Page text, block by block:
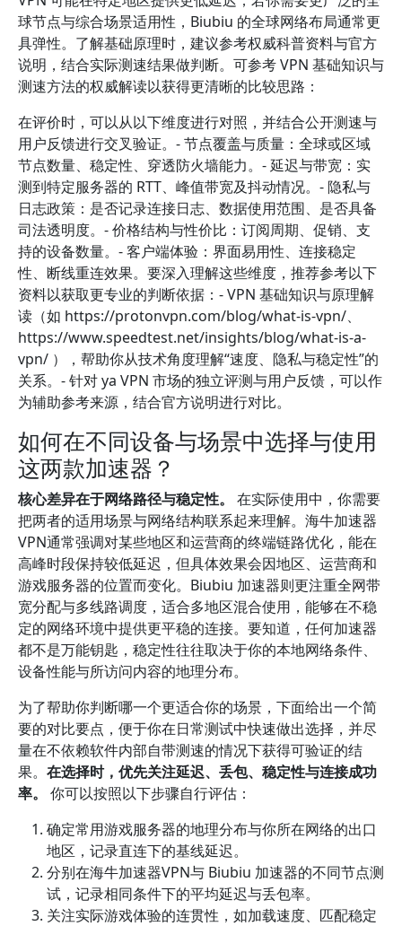
球节点与综合场景适用性，Biubiu 的全球网络布局通常更
具弹性。了解基础原理时，建议参考权威科普资料与官方
说明，结合实际测速结果做判断。可参考 VPN 基础知识与
测速方法的权威解读以获得更清晰的比较思路：
在评价时，可以从以下维度进行对照，并结合公开测速与
用户反馈进行交叉验证。- 节点覆盖与质量：全球或区域
节点数量、稳定性、穿透防火墙能力。- 延迟与带宽：实
测到特定服务器的 RTT、峰值带宽及抖动情况。- 隐私与
日志政策：是否记录连接日志、数据使用范围、是否具备
司法透明度。- 价格结构与性价比：订阅周期、促销、支
持的设备数量。- 客户端体验：界面易用性、连接稳定
性、断线重连效果。要深入理解这些维度，推荐参考以下
资料以获取更专业的判断依据：- VPN 基础知识与原理解
读（如 https://protonvpn.com/blog/what-is-vpn/、
https://www.speedtest.net/insights/blog/what-is-a-
vpn/ ），帮助你从技术角度理解“速度、隐私与稳定性”的
关系。- 针对 ya VPN 市场的独立评测与用户反馈，可以作
为辅助参考来源，结合官方说明进行对比。
如何在不同设备与场景中选择与使用
这两款加速器？
核心差异在于网络路径与稳定性。
在实际使用中，你需要
把两者的适用场景与网络结构联系起来理解。海牛加速器
VPN通常强调对某些地区和运营商的终端链路优化，能在
高峰时段保持较低延迟，但具体效果会因地区、运营商和
游戏服务器的位置而变化。Biubiu 加速器则更注重全网带
宽分配与多线路调度，适合多地区混合使用，能够在不稳
定的网络环境中提供更平稳的连接。要知道，任何加速器
都不是万能钥匙，稳定性往往取决于你的本地网络条件、
设备性能与所访问内容的地理分布。
为了帮助你判断哪一个更适合你的场景，下面给出一个简
要的对比要点，便于你在日常测试中快速做出选择，并尽
量在不依赖软件内部自带测速的情况下获得可验证的结
果。 在选择时，优先关注延迟、丢包、稳定性与连接成功
率。
你可以按照以下步骤自行评估：
确定常用游戏服务器的地理分布与你所在网络的出口
地区，记录直连下的基线延迟。
分别在海牛加速器VPN与 Biubiu 加速器的不同节点测
试，记录相同条件下的平均延迟与丢包率。
关注实际游戏体验的连贯性，如加载速度、匹配稳定